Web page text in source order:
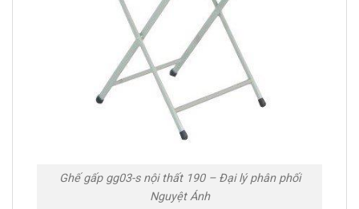
Ghế gấp gg03-s nội thất 190 – Đại lý phân phối
Nguyệt Ánh